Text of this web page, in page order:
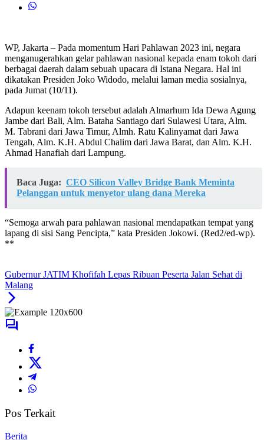
WP, Jakarta – Pada momentum Hari Pahlawan 2023 ini, negara
menganugerahkan gelar pahlawan nasional kepada enam tokoh dari
berbagai daerah dalam sebuah upacara di Istana Negara. Hal ini
dikatakan Presiden Joko Widodo, melalui laman media sosialnya,
pada Jumat (10/11).
Adapun keenam tokoh tersebut adalah Almarhum Ida Dewa Agung
Jambe dari Bali, Alm. Bataha Santiago dari Sulawesi Utara, Alm.
M. Tabrani dari Jawa Timur, Almh. Ratu Kalinyamat dari Jawa
Tengah, Alm. K.H. Abdul Chalim dari Jawa Barat, dan Alm. K.H.
Ahmad Hanafiah dari Lampung.
Baca Juga: CEO Silicon Valley Bridge Bank Meminta
Pelanggan untuk menyetor ulang dana Mereka
“Semoga arwah para pahlawan nasional mendapatkan tempat yang
lapang di sisi Sang Pencipta,” kata Presiden Jokowi. (Red2/ed-wp).
**
Gubernur JATIM Khofifah Lepas Ribuan Peserta Jalan Sehat di
Malang
Pos Terkait
Berita